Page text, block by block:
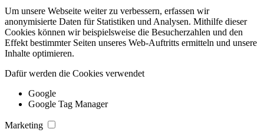
Um unsere Webseite weiter zu verbessern, erfassen wir
anonymisierte Daten für Statistiken und Analysen. Mithilfe dieser
Cookies können wir beispielsweise die Besucherzahlen und den
Effekt bestimmter Seiten unseres Web-Auftritts ermitteln und unsere
Inhalte optimieren.
Dafür werden die Cookies verwendet
Google
Google Tag Manager
Marketing